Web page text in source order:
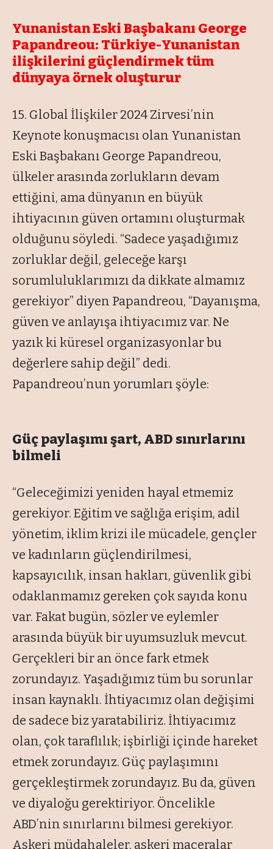
Yunanistan Eski Başbakanı George
Papandreou: Türkiye-Yunanistan
ilişkilerini güçlendirmek tüm
dünyaya örnek oluşturur
15. Global İlişkiler 2024 Zirvesi’nin
Keynote konuşmacısı olan Yunanistan
Eski Başbakanı George Papandreou,
ülkeler arasında zorlukların devam
ettiğini, ama dünyanın en büyük
ihtiyacının güven ortamını oluşturmak
olduğunu söyledi. “Sadece yaşadığımız
zorluklar değil, geleceğe karşı
sorumluluklarımızı da dikkate almamız
gerekiyor” diyen Papandreou, “Dayanışma,
güven ve anlayışa ihtiyacımız var. Ne
yazık ki küresel organizasyonlar bu
değerlere sahip değil” dedi.
Papandreou’nun yorumları şöyle:
Güç paylaşımı şart, ABD sınırlarını
bilmeli
“Geleceğimizi yeniden hayal etmemiz
gerekiyor. Eğitim ve sağlığa erişim, adil
yönetim, iklim krizi ile mücadele, gençler
ve kadınların güçlendirilmesi,
kapsayıcılık, insan hakları, güvenlik gibi
odaklanmamız gereken çok sayıda konu
var. Fakat bugün, sözler ve eylemler
arasında büyük bir uyumsuzluk mevcut.
Gerçekleri bir an önce fark etmek
zorundayız. Yaşadığımız tüm bu sorunlar
insan kaynaklı. İhtiyacımız olan değişimi
de sadece biz yaratabiliriz. İhtiyacımız
olan, çok taraflılık; işbirliği içinde hareket
etmek zorundayız. Güç paylaşımını
gerçekleştirmek zorundayız. Bu da, güven
ve diyaloğu gerektiriyor. Öncelikle
ABD’nin sınırlarını bilmesi gerekiyor.
Askeri müdahaleler, askeri maceralar